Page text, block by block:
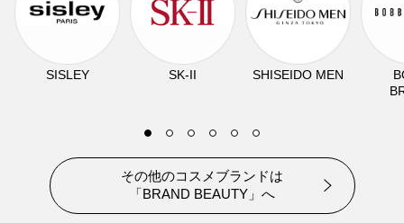
SISLEY SK-II SHISEIDO MEN
その他のコスメブランドは
「BRAND BEAUTY」へ